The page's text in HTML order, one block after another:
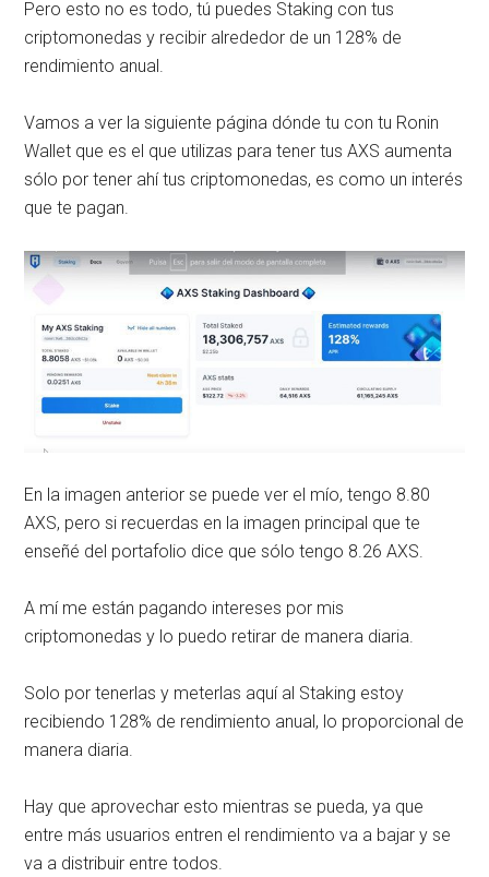
Pero esto no es todo, tú puedes Staking con tus
criptomonedas y recibir alrededor de un 128% de
rendimiento anual.
Vamos a ver la siguiente página dónde tu con tu Ronin
Wallet que es el que utilizas para tener tus AXS aumenta
sólo por tener ahí tus criptomonedas, es como un interés
que te pagan.
En la imagen anterior se puede ver el mío, tengo 8.80
AXS, pero si recuerdas en la imagen principal que te
enseñé del portafolio dice que sólo tengo 8.26 AXS.
A mí me están pagando intereses por mis
criptomonedas y lo puedo retirar de manera diaria.
Solo por tenerlas y meterlas aquí al Staking estoy
recibiendo 128% de rendimiento anual, lo proporcional de
manera diaria.
Hay que aprovechar esto mientras se pueda, ya que
entre más usuarios entren el rendimiento va a bajar y se
va a distribuir entre todos.